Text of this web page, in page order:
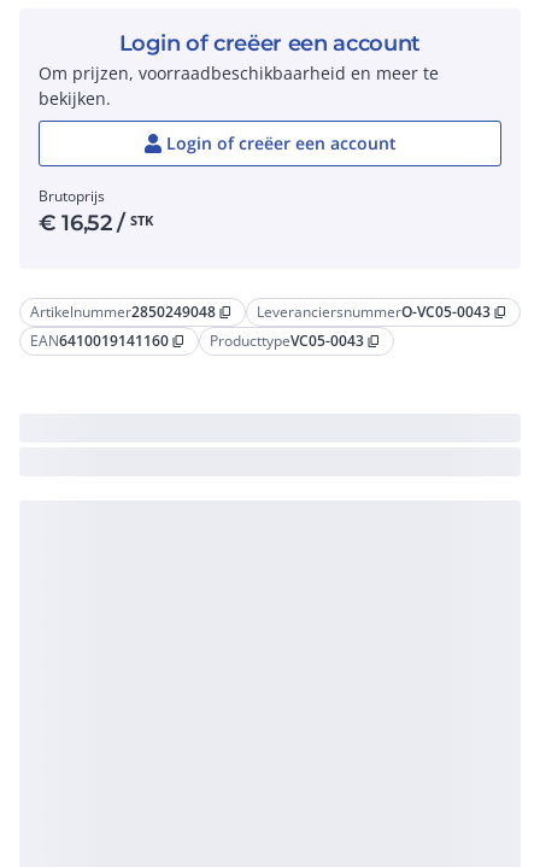
Artikelnummer2850249048 content_copy LeveranciersnummerO-VC05-0043 content_copy
EAN6410019141160 content_copy ProducttypeVC05-0043 content_copy
Login of creëer een account
Om prijzen, voorraadbeschikbaarheid en meer te
bekijken.
Login of creëer een account
Brutoprijs
€16,52/ STK